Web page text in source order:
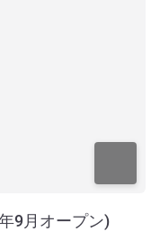
9月オープン)